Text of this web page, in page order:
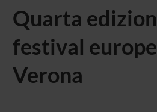
Quarta
festival
Verona